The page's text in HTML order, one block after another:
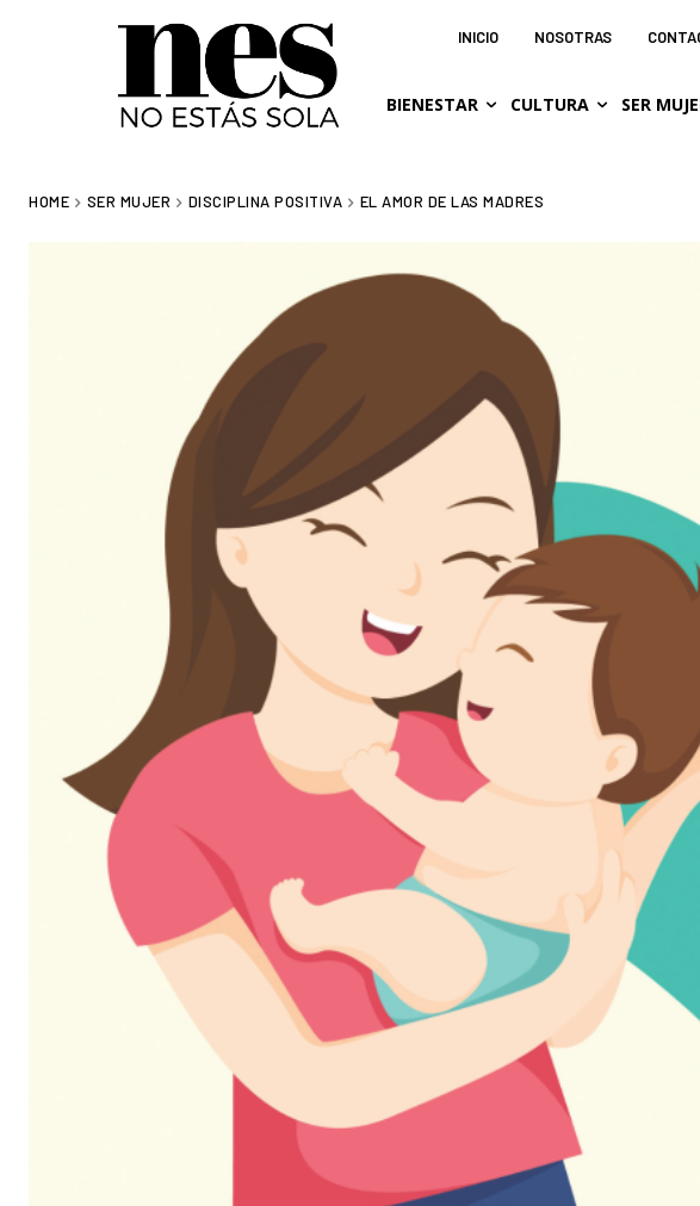
INICIO NOSOTRAS
BIENESTAR CULTURA SER
HOME SER MUJER DISCIPLINA POSITIVA EL AMOR DE LAS MADRES